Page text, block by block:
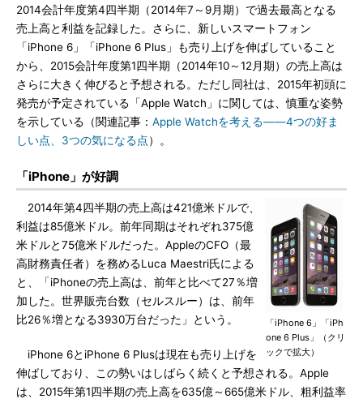
2014会計年度第4四半期（2014年7～9月期）で過去最高となる
売上高と利益を記録した。さらに、新しいスマートフォン
「iPhone 6」「iPhone 6 Plus」も売り上げを伸ばしていること
から、2015会計年度第1四半期（2014年10～12月期）の売上高は
さらに大きく伸びると予想される。ただし同社は、2015年初頭に
発売が予定されている「Apple Watch」に関しては、慎重な姿勢
を示している（関連記事： Apple Watchを考える――4つの好ま
しい点、3つの気になる点）。
「iPhone」が好調
「iPhone 6」「iPh
one 6 Plus」（クリ
ックで拡大）
2014年第4四半期の売上高は421億米ドルで、
利益は85億米ドル。前年同期はそれぞれ375億
米ドルと75億米ドルだった。AppleのCFO（最
高財務責任者）を務めるLuca Maestri氏による
と、「iPhoneの売上高は、前年と比べて27％増
加した。世界販売台数（セルスルー）は、前年
比26％増となる3930万台だった」という。
iPhone 6とiPhone 6 Plusは現在も売り上げを
伸ばしており、この勢いはしばらく続くと予想される。Apple
は、2015年第1四半期の売上高を635億～665億米ドル、粗利益率